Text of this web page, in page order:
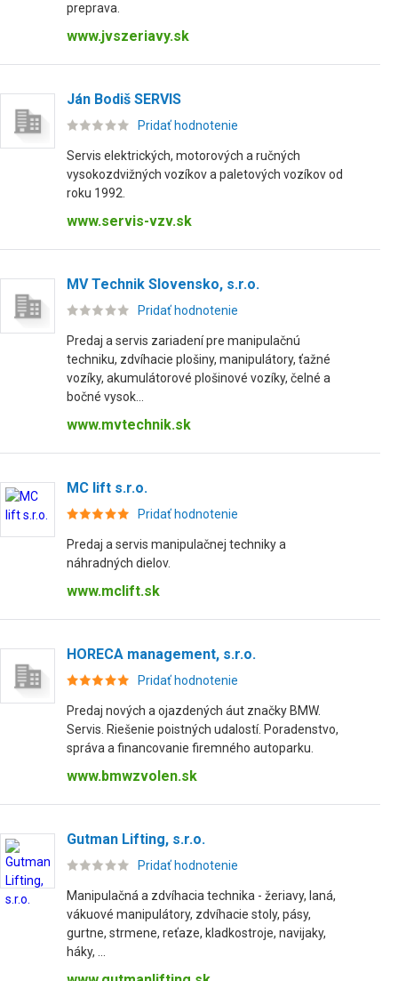
preprava.
www.jvszeriavy.sk
Ján Bodiš SERVIS
Pridať hodnotenie
Servis elektrických, motorových a ručných
vysokozdvižných vozíkov a paletových vozíkov od
roku 1992.
www.servis-vzv.sk
MV Technik Slovensko, s.r.o.
Pridať hodnotenie
Predaj a servis zariadení pre manipulačnú
techniku, zdvíhacie plošiny, manipulátory, ťažné
vozíky, akumulátorové plošinové vozíky, čelné a
bočné vysok...
www.mvtechnik.sk
MC lift s.r.o.
Pridať hodnotenie
Predaj a servis manipulačnej techniky a
náhradných dielov.
www.mclift.sk
HORECA management, s.r.o.
Pridať hodnotenie
Predaj nových a ojazdených áut značky BMW.
Servis. Riešenie poistných udalostí. Poradenstvo,
správa a financovanie firemného autoparku.
www.bmwzvolen.sk
Gutman Lifting, s.r.o.
Pridať hodnotenie
Manipulačná a zdvíhacia technika - žeriavy, laná,
vákuové manipulátory, zdvíhacie stoly, pásy,
gurtne, strmene, reťaze, kladkostroje, navijaky,
háky, ...